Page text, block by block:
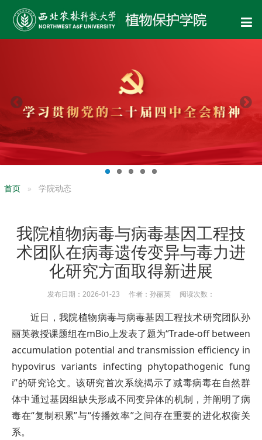
首页 学院动态
我院植物病毒与病毒基因工程技
术团队在病毒遗传变异与毒力进
化研究方面取得新进展
发布日期：2026-01-23 作者：孙丽英 阅读次数：
近日，我院植物病毒与病毒基因工程技术研究团队孙
丽英教授课题组在mBio上发表了题为“Trade-off between
accumulation potential and transmission efficiency in
hypovirus variants infecting phytopathogenic fung
i”的研究论文。该研究首次系统揭示了减毒病毒在自然群
体中通过基因组缺失形成不同变异体的机制，并阐明了病
毒在“复制积累”与“传播效率”之间存在重要的进化权衡关
系。